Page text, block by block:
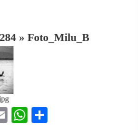
» Foto_Milu_B
EmailWhatsApp